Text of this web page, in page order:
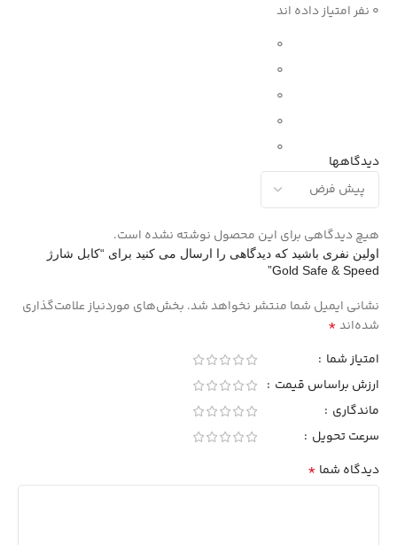
0 نفر امتیاز داده اند
0
0
0
0
0
دیدگاهها
هیچ دیدگاهی برای این محصول نوشته نشده است.
اولین نفری باشید که دیدگاهی را ارسال می کنید برای “کابل شارژ
Gold Safe & Speed”
نشانی ایمیل شما منتشر نخواهد شد. بخش‌های موردنیاز علامت‌گذاری
شده‌اند*
امتیاز شما
ارزش براساس قیمت
ماندگاری
سرعت تحویل
دیدگاه شما *